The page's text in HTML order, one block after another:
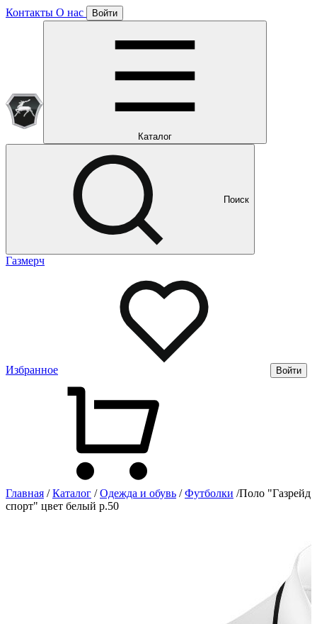
Контакты О нас Войти
Каталог
Поиск
Газмерч
Избранное Войти
Главная / Каталог / Одежда и обувь / Футболки /Поло "Газрейд
спорт" цвет белый р.50
Отлично!
Подписка уже оформлена